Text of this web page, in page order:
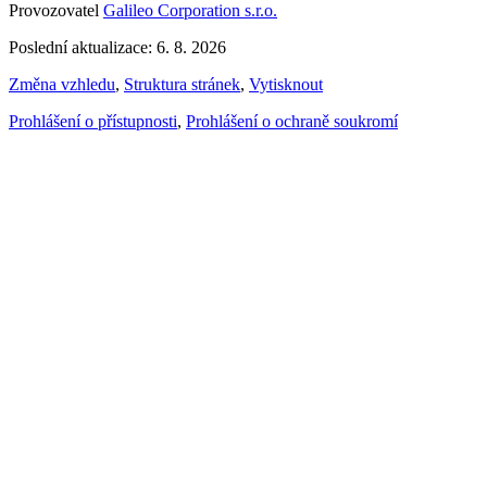
Provozovatel Galileo Corporation s.r.o.
Poslední aktualizace: 6. 8. 2026
Změna vzhledu, Struktura stránek, Vytisknout
Prohlášení o přístupnosti, Prohlášení o ochraně soukromí